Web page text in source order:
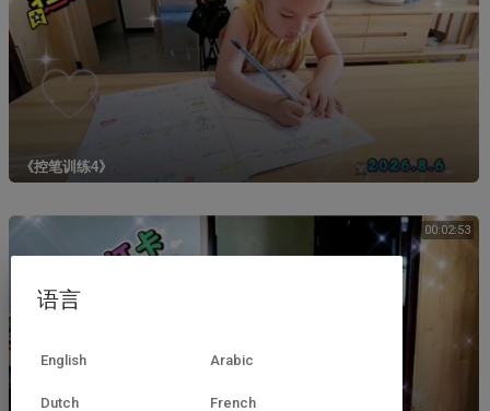
《控笔训练4》
00:02:53
语言
English Arabic
Dutch French